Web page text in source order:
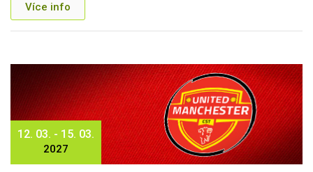
Více info
12. 03. - 15. 03.
2027